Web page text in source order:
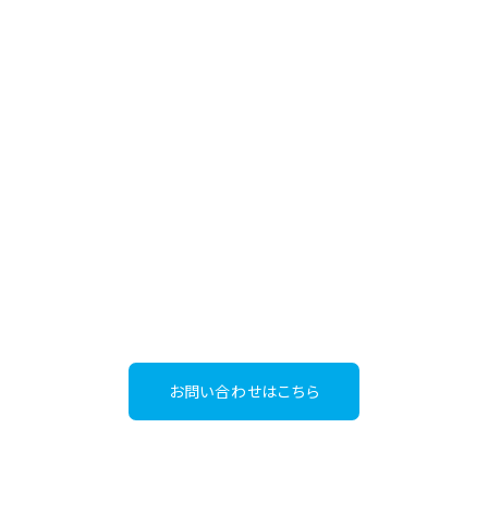
お問い合わせはこちら